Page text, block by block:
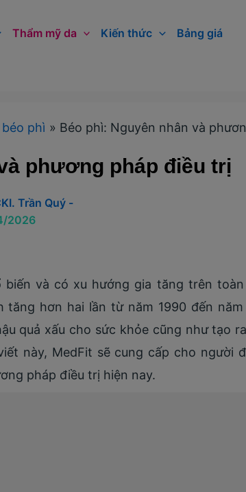
Thẩm mỹ da Kiến thức Bảng giá
phì Béo phì: Nguyên nhân và
phương pháp điều trị
Trần Quý -
2026
và có xu hướng gia tăng trên
hơn hai lần từ năm 1990 đến
quả xấu cho sức khỏe cũng như tạo
này, MedFit sẽ cung cấp cho người
pháp điều trị hiện nay.